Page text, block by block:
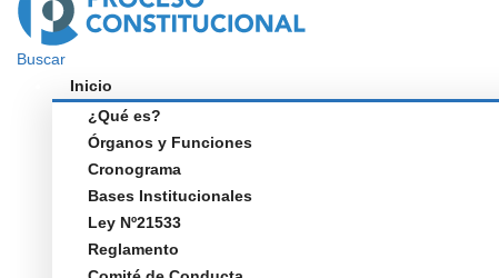
Buscar
Inicio
¿Qué es?
Órganos y Funciones
Cronograma
Bases Institucionales
Ley Nº21533
Reglamento